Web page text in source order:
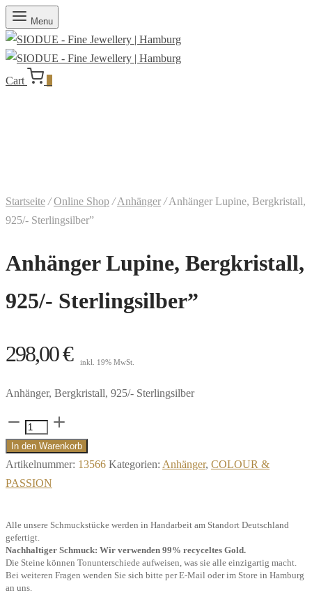
Menu
Cart
Startseite / Online Shop / Anhänger /Anhänger Lupine, Bergkristall,
925/- Sterlingsilber”
Anhänger Lupine, Bergkristall,
925/- Sterlingsilber”
298,00€ inkl. 19% MwSt.
Anhänger, Bergkristall, 925/- Sterlingsilber
Anhänger
Lupine,
Bergkristall,
925/-
In den Warenkorb
Artikelnummer: 13566 Kategorien: Anhänger, COLOUR &
PASSION
Alle unsere Schmuckstücke werden in Handarbeit am Standort Deutschland
gefertigt.
Nachhaltiger Schmuck: Wir verwenden 99% recyceltes Gold.
Die Steine können Tonunterschiede aufweisen, was sie alle einzigartig macht.
Bei weiteren Fragen wenden Sie sich bitte per E-Mail oder im Store in Hamburg
an uns.